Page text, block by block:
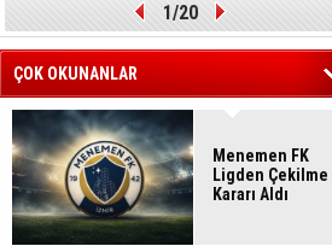
sürdürülebilirlik vizyonuyla taçlandırdı
1/20
ÇOK OKUNANLAR
Menemen FK
Ligden Çekilme
Kararı Aldı